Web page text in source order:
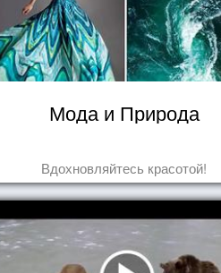
Мода и Природа
Вдохновляйтесь красотой!